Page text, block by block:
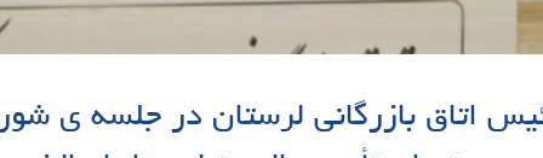
اتاق بازرگانی لرستان در جلسه ی